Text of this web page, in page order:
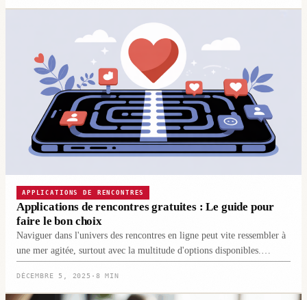
APPLICATIONS DE RENCONTRES
Applications de rencontres gratuites : Le guide pour
faire le bon choix
Naviguer dans l'univers des rencontres en ligne peut vite ressembler à
une mer agitée, surtout avec la multitude d'options disponibles.…
DÉCEMBRE 5, 2025 · 8 MIN